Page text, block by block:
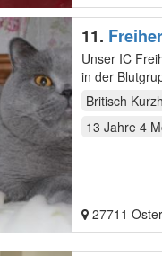
11.
Unser IC
in der
Britisch
13 Jahre 4
27711